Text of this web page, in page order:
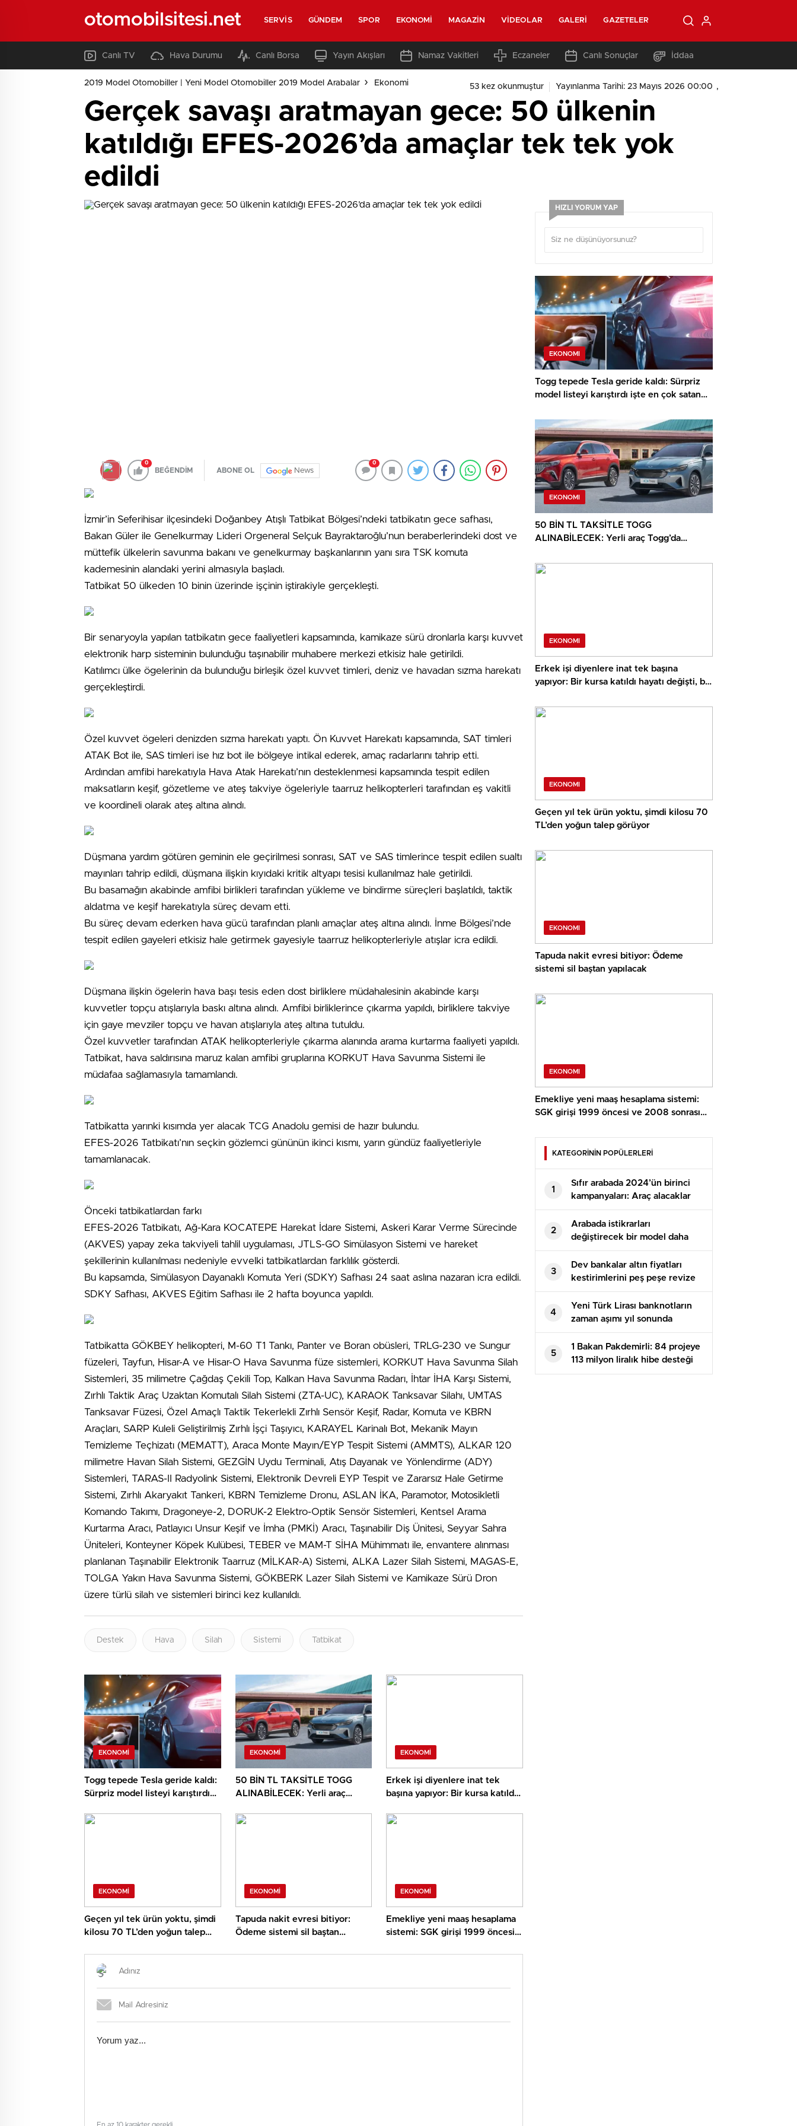
otomobilsitesi.net SERVIS GÜNDEM SPOR EKONOMI MAGAZIN VIDEOLAR GALERI GAZETELER
Canlı TV Hava Durumu Canlı Borsa Yayın Akışları Namaz Vakitleri Eczaneler Canlı Sonuçlar İddaa
,
2019 Model Otomobiller | Yeni Model Otomobiller 2019 Model Arabalar Ekonomi 53 kez okunmuştur Yayınlanma Tarihi: 23 Mayıs 2026 00:00
Gerçek savaşı aratmayan gece: 50 ülkenin
katıldığı EFES-2026’da amaçlar tek tek yok
edildi
0
BEĞENDİM ABONE OL News
0
İzmir’in Seferihisar ilçesindeki Doğanbey Atışlı Tatbikat Bölgesi’ndeki tatbikatın gece safhası,
Bakan Güler ile Genelkurmay Lideri Orgeneral Selçuk Bayraktaroğlu’nun beraberlerindeki dost ve
müttefik ülkelerin savunma bakanı ve genelkurmay başkanlarının yanı sıra TSK komuta
kademesinin alandaki yerini almasıyla başladı.
Tatbikat 50 ülkeden 10 binin üzerinde işçinin iştirakiyle gerçekleşti.
Bir senaryoyla yapılan tatbikatın gece faaliyetleri kapsamında, kamikaze sürü dronlarla karşı kuvvet
elektronik harp sisteminin bulunduğu taşınabilir muhabere merkezi etkisiz hale getirildi.
Katılımcı ülke ögelerinin da bulunduğu birleşik özel kuvvet timleri, deniz ve havadan sızma harekatı
gerçekleştirdi.
Özel kuvvet ögeleri denizden sızma harekatı yaptı. Ön Kuvvet Harekatı kapsamında, SAT timleri
ATAK Bot ile, SAS timleri ise hız bot ile bölgeye intikal ederek, amaç radarlarını tahrip etti.
Ardından amfibi harekatıyla Hava Atak Harekatı’nın desteklenmesi kapsamında tespit edilen
maksatların keşif, gözetleme ve ateş takviye ögeleriyle taarruz helikopterleri tarafından eş vakitli
ve koordineli olarak ateş altına alındı.
Düşmana yardım götüren geminin ele geçirilmesi sonrası, SAT ve SAS timlerince tespit edilen sualtı
mayınları tahrip edildi, düşmana ilişkin kıyıdaki kritik altyapı tesisi kullanılmaz hale getirildi.
Bu basamağın akabinde amfibi birlikleri tarafından yükleme ve bindirme süreçleri başlatıldı, taktik
aldatma ve keşif harekatıyla süreç devam etti.
Bu süreç devam ederken hava gücü tarafından planlı amaçlar ateş altına alındı. İnme Bölgesi’nde
tespit edilen gayeleri etkisiz hale getirmek gayesiyle taarruz helikopterleriyle atışlar icra edildi.
Düşmana ilişkin ögelerin hava başı tesis eden dost birliklere müdahalesinin akabinde karşı
kuvvetler topçu atışlarıyla baskı altına alındı. Amfibi birliklerince çıkarma yapıldı, birliklere takviye
için gaye mevziler topçu ve havan atışlarıyla ateş altına tutuldu.
Özel kuvvetler tarafından ATAK helikopterleriyle çıkarma alanında arama kurtarma faaliyeti yapıldı.
Tatbikat, hava saldırısına maruz kalan amfibi gruplarına KORKUT Hava Savunma Sistemi ile
müdafaa sağlamasıyla tamamlandı.
Tatbikatta yarınki kısımda yer alacak TCG Anadolu gemisi de hazır bulundu.
EFES-2026 Tatbikatı’nın seçkin gözlemci gününün ikinci kısmı, yarın gündüz faaliyetleriyle
tamamlanacak.
Önceki tatbikatlardan farkı
EFES-2026 Tatbikatı, Ağ-Kara KOCATEPE Harekat İdare Sistemi, Askeri Karar Verme Sürecinde
(AKVES) yapay zeka takviyeli tahlil uygulaması, JTLS-GO Simülasyon Sistemi ve hareket
şekillerinin kullanılması nedeniyle evvelki tatbikatlardan farklılık gösterdi.
Bu kapsamda, Simülasyon Dayanaklı Komuta Yeri (SDKY) Safhası 24 saat aslına nazaran icra edildi.
SDKY Safhası, AKVES Eğitim Safhası ile 2 hafta boyunca yapıldı.
Tatbikatta GÖKBEY helikopteri, M-60 T1 Tankı, Panter ve Boran obüsleri, TRLG-230 ve Sungur
füzeleri, Tayfun, Hisar-A ve Hisar-O Hava Savunma füze sistemleri, KORKUT Hava Savunma Silah
Sistemleri, 35 milimetre Çağdaş Çekili Top, Kalkan Hava Savunma Radarı, İhtar İHA Karşı Sistemi,
Zırhlı Taktik Araç Uzaktan Komutalı Silah Sistemi (ZTA-UC), KARAOK Tanksavar Silahı, UMTAS
Tanksavar Füzesi, Özel Amaçlı Taktik Tekerlekli Zırhlı Sensör Keşif, Radar, Komuta ve KBRN
Araçları, SARP Kuleli Geliştirilmiş Zırhlı İşçi Taşıyıcı, KARAYEL Karinalı Bot, Mekanik Mayın
Temizleme Teçhizatı (MEMATT), Araca Monte Mayın/EYP Tespit Sistemi (AMMTS), ALKAR 120
milimetre Havan Silah Sistemi, GEZGİN Uydu Terminali, Atış Dayanak ve Yönlendirme (ADY)
Sistemleri, TARAS-II Radyolink Sistemi, Elektronik Devreli EYP Tespit ve Zararsız Hale Getirme
Sistemi, Zırhlı Akaryakıt Tankeri, KBRN Temizleme Dronu, ASLAN İKA, Paramotor, Motosikletli
Komando Takımı, Dragoneye-2, DORUK-2 Elektro-Optik Sensör Sistemleri, Kentsel Arama
Kurtarma Aracı, Patlayıcı Unsur Keşif ve İmha (PMKİ) Aracı, Taşınabilir Diş Ünitesi, Seyyar Sahra
Üniteleri, Konteyner Köpek Kulübesi, TEBER ve MAM-T SİHA Mühimmatı ile, envantere alınması
planlanan Taşınabilir Elektronik Taarruz (MİLKAR-A) Sistemi, ALKA Lazer Silah Sistemi, MAGAS-E,
TOLGA Yakın Hava Savunma Sistemi, GÖKBERK Lazer Silah Sistemi ve Kamikaze Sürü Dron
üzere türlü silah ve sistemleri birinci kez kullanıldı.
Destek Hava Silah Sistemi Tatbikat
EKONOMI
Togg tepede Tesla geride kaldı:
Sürpriz model listeyi karıştırdı
arabalar
EKONOMI
50 BİN TL TAKSİTLE TOGG
ALINABİLECEK: Yerli araç
başladı! 0 faiz, MTV ikramı ve 3
EKONOMI
Erkek işi diyenlere inat tek
başına yapıyor: Bir kursa katıldı
üçe katladı
EKONOMI
Geçen yıl tek ürün yoktu, şimdi
kilosu 70 TL’den yoğun talep
EKONOMI
Tapuda nakit evresi bitiyor:
Ödeme sistemi sil baştan
EKONOMI
Emekliye yeni maaş hesaplama
sistemi: SGK girişi 1999 öncesi
HIZLI YORUM YAP
EKONOMI
Togg tepede Tesla geride kaldı: Sürpriz
model listeyi karıştırdı işte en çok satan
EKONOMI
50 BİN TL TAKSİTLE TOGG
ALINABİLECEK: Yerli araç Togg’da
ikramı ve 3 ay erteleme
EKONOMI
Erkek işi diyenlere inat tek başına
yapıyor: Bir kursa katıldı hayatı değişti, bir
EKONOMI
Geçen yıl tek ürün yoktu, şimdi kilosu 70
TL’den yoğun talep görüyor
EKONOMI
Tapuda nakit evresi bitiyor: Ödeme
sistemi sil baştan yapılacak
EKONOMI
Emekliye yeni maaş hesaplama sistemi:
SGK girişi 1999 öncesi ve 2008 sonrası
KATEGORİNİN POPÜLERLERİ
1
Sıfır arabada 2024’ün birinci
kampanyaları: Araç alacaklar
200 bin TL daha az ödeyecek
2
Arabada istikrarları
değiştirecek bir model daha
Türkiye’de: Volkswagen
Tiguan’ın yarı fiyatına satılacak
3
Dev bankalar altın fiyatları
kestirimlerini peş peşe revize
etti: Rekor üstüne rekor
beklentisi
4
Yeni Türk Lirası banknotların
zaman aşımı yıl sonunda
dolacak
5
1 Bakan Pakdemirli: 84 projeye
113 milyon liralık hibe desteği
sağlanacak